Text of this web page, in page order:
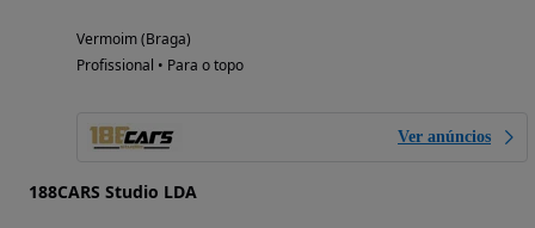
Vermoim (Braga)
Profissional • Para o topo
Ver anúncios
188CARS Studio LDA